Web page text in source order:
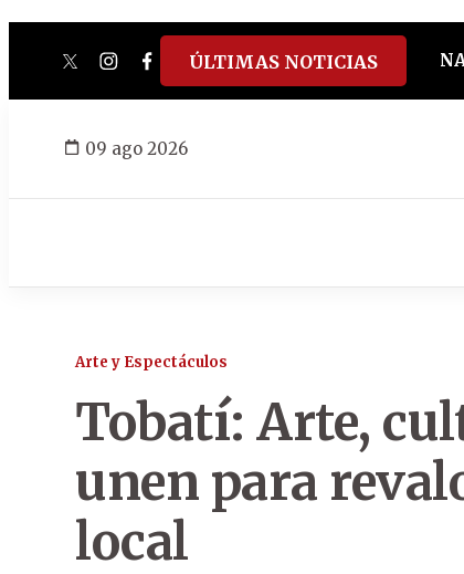
twitterinstagram
facebook
tiktokyoutube
spotify
ÚLTIMAS NOTICIAS
09 ago 2026
Arte y Espectáculos
Tobatí: Arte,
unen para
local